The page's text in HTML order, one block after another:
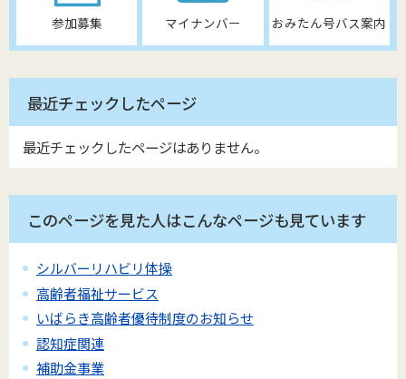
参加募集 マイナンバー おみたん号バス案内
最近チェックしたページ
最近チェックしたページはありません。
このページを見た人はこんなページも見ています
シルバーリハビリ体操
高齢者福祉サービス
いばらき高齢者優待制度のお知らせ
認知症関連
補助金事業